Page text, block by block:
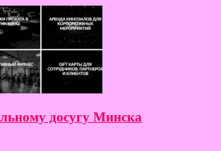
досугу Минска